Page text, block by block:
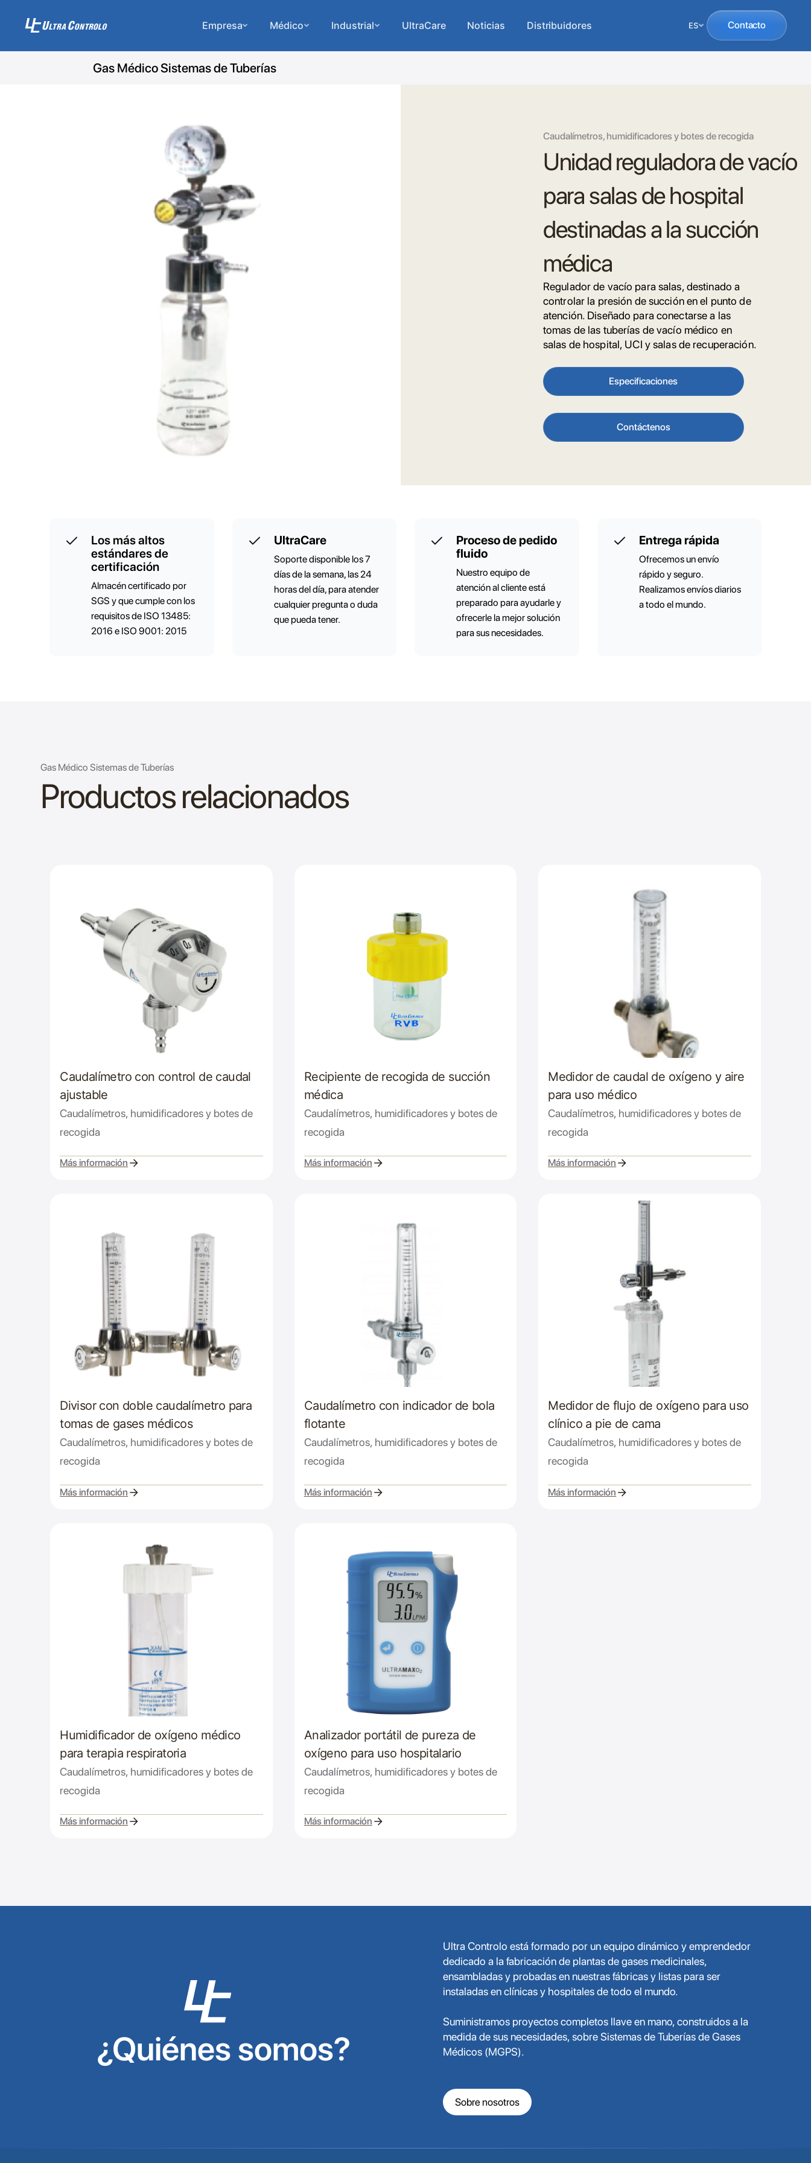
Empresa Médico Industrial UltraCare Noticias Distribuidores ES Contacto
Gas Médico Sistemas de Tuberías
Caudalímetros, humidificadores y botes de recogida
Unidad reguladora de vacío
para salas de hospital
destinadas a la succión
médica
Regulador de vacío para salas, destinado a
controlar la presión de succión en el punto de
atención. Diseñado para conectarse a las
tomas de las tuberías de vacío médico en
salas de hospital, UCI y salas de recuperación.
Especificaciones
Contáctenos
Los más altos
estándares de
certificación
Almacén certificado por
SGS y que cumple con los
requisitos de ISO 13485:
2016 e ISO 9001: 2015
UltraCare
Soporte disponible los 7
días de la semana, las 24
horas del día, para atender
cualquier pregunta o duda
que pueda tener.
Proceso de pedido
fluido
Nuestro equipo de
atención al cliente está
preparado para ayudarle y
ofrecerle la mejor solución
para sus necesidades.
Entrega rápida
Ofrecemos un envío
rápido y seguro.
Realizamos envíos diarios
a todo el mundo.
Gas Médico Sistemas de Tuberías
Productos relacionados
Caudalímetro con control de caudal
ajustable
Caudalímetros, humidificadores y botes de
recogida
Más información
Recipiente de recogida de succión
médica
Caudalímetros, humidificadores y botes de
recogida
Más información
Medidor de caudal de oxígeno y aire
para uso médico
Caudalímetros, humidificadores y botes de
recogida
Más información
Divisor con doble caudalímetro para
tomas de gases médicos
Caudalímetros, humidificadores y botes de
recogida
Más información
Caudalímetro con indicador de bola
flotante
Caudalímetros, humidificadores y botes de
recogida
Más información
Medidor de flujo de oxígeno para uso
clínico a pie de cama
Caudalímetros, humidificadores y botes de
recogida
Más información
Humidificador de oxígeno médico
para terapia respiratoria
Caudalímetros, humidificadores y botes de
recogida
Más información
Analizador portátil de pureza de
oxígeno para uso hospitalario
Caudalímetros, humidificadores y botes de
recogida
Más información
¿Quiénes somos?
Ultra Controlo está formado por un equipo dinámico y emprendedor
dedicado a la fabricación de plantas de gases medicinales,
ensambladas y probadas en nuestras fábricas y listas para ser
instaladas en clínicas y hospitales de todo el mundo.
Suministramos proyectos completos llave en mano, construidos a la
medida de sus necesidades, sobre Sistemas de Tuberías de Gases
Médicos (MGPS).
Sobre nosotros